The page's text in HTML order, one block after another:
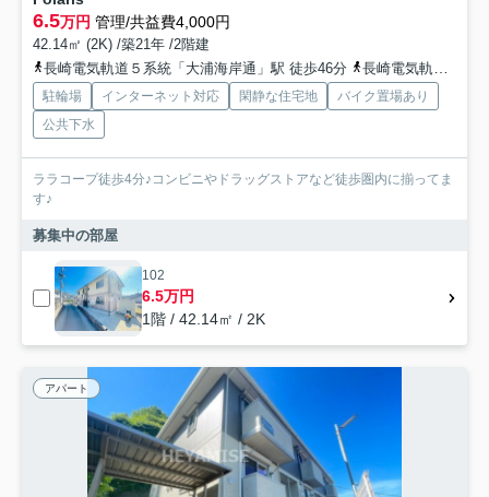
6.5万円 管理/共益費4,000円
42.14㎡ (2K) /築21年 /2階建
長崎電気軌道５系統「大浦海岸通」駅 徒歩46分
長崎電気軌道５系統「石橋」駅 徒歩48分
駐輪場 インターネット対応 閑静な住宅地
バイク置場あり
公共下水
ララコープ徒歩4分♪コンビニやドラッグストアなど徒歩圏内に揃ってま
す♪
募集中の部屋
102
6.5万円
1階 / 42.14㎡ / 2K
アパート